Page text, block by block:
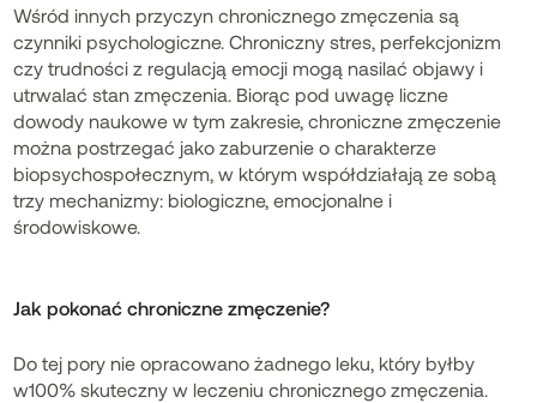
Wśród innych przyczyn chronicznego zmęczenia są
czynniki psychologiczne. Chroniczny stres, perfekcjonizm
czy trudności z regulacją emocji mogą nasilać objawy i
utrwalać stan zmęczenia. Biorąc pod uwagę liczne
dowody naukowe w tym zakresie, chroniczne zmęczenie
można postrzegać jako zaburzenie o charakterze
biopsychospołecznym, w którym współdziałają ze sobą
trzy mechanizmy: biologiczne, emocjonalne i
środowiskowe.
Jak pokonać chroniczne zmęczenie?
Do tej pory nie opracowano żadnego leku, który byłby
w100% skuteczny w leczeniu chronicznego zmęczenia.